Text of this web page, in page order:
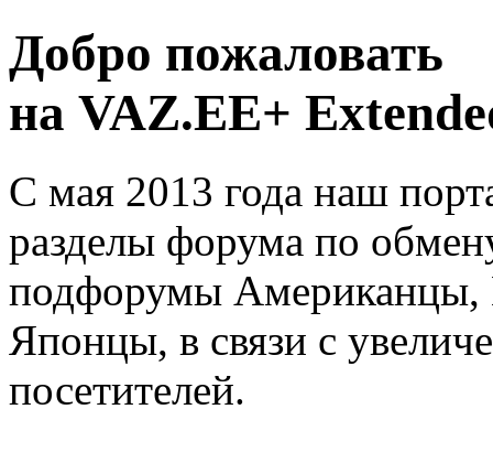
Добро пожаловать
на VAZ.EE+
С мая 2013 года наш
разделы форума по
подфорумы
Японцы, в связи с
посетителей.